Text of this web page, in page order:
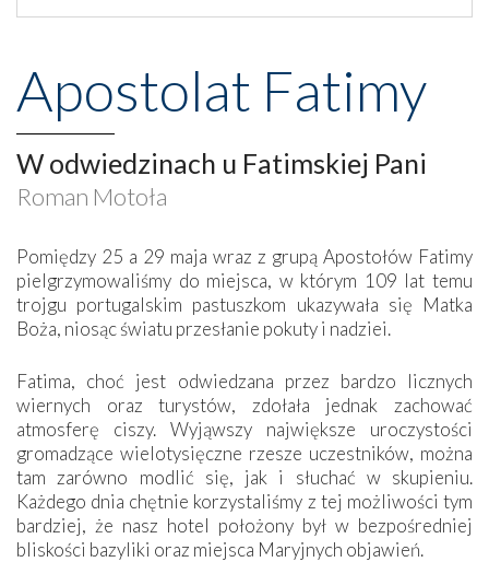
Apostolat Fatimy
W odwiedzinach u Fatimskiej Pani
Roman Motoła
Pomiędzy 25 a 29 maja wraz z grupą Apostołów Fatimy
pielgrzymowaliśmy do miejsca, w którym 109 lat temu
trojgu portugalskim pastuszkom ukazywała się Matka
Boża, niosąc światu przesłanie pokuty i nadziei.
Fatima, choć jest odwiedzana przez bardzo licznych
wiernych oraz turystów, zdołała jednak zachować
atmosferę ciszy. Wyjąwszy największe uroczystości
gromadzące wielotysięczne rzesze uczestników, można
tam zarówno modlić się, jak i słuchać w skupieniu.
Każdego dnia chętnie korzystaliśmy z tej możliwości tym
bardziej, że nasz hotel położony był w bezpośredniej
bliskości bazyliki oraz miejsca Maryjnych objawień.